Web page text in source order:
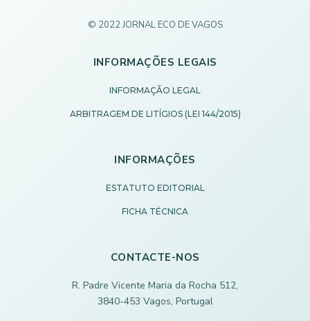
© 2022 JORNAL ECO DE VAGOS
INFORMAÇÕES LEGAIS
INFORMAÇÃO LEGAL
ARBITRAGEM DE LITÍGIOS (LEI 144/2015)
INFORMAÇÕES
ESTATUTO EDITORIAL
FICHA TÉCNICA
CONTACTE-NOS
R. Padre Vicente Maria da Rocha 512,
3840-453 Vagos, Portugal